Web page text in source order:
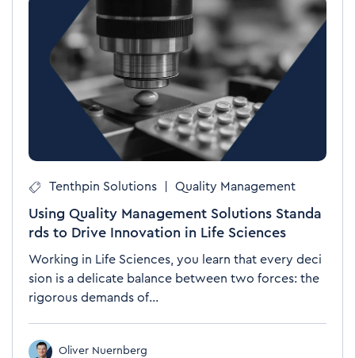
Tenthpin Solutions Quality Management
Using Quality Management Solutions Standa
rds to Drive Innovation in Life Sciences
Working in Life Sciences, you learn that every deci
sion is a delicate balance between two forces: the
rigorous demands of...
Oliver Nuernberg